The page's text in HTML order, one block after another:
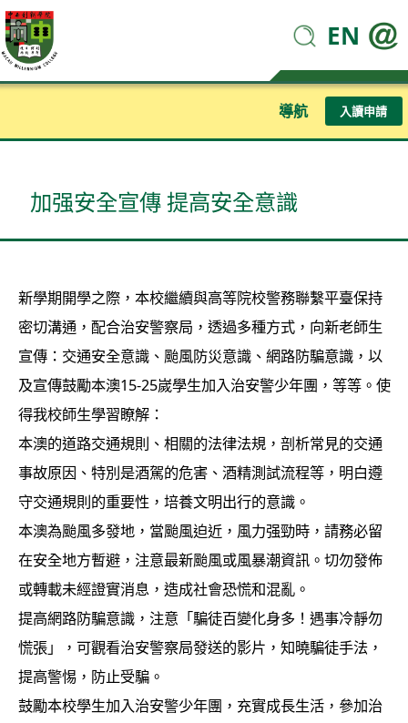
EN
導航 入讀申請
加强安全宣傳 提高安全意識
新學期開學之際，本校繼續與高等院校警務聯繫平臺保持
密切溝通，配合治安警察局，透過多種方式，向新老師生
宣傳：交通安全意識、颱風防災意識、網路防騙意識，以
及宣傳鼓勵本澳15-25嵗學生加入治安警少年團，等等。使
得我校師生學習瞭解：
本澳的道路交通規則、相關的法律法規，剖析常見的交通
事故原因、特別是酒駕的危害、酒精測試流程等，明白遵
守交通規則的重要性，培養文明出行的意識。
本澳為颱風多發地，當颱風迫近，風力强勁時，請務必留
在安全地方暫避，注意最新颱風或風暴潮資訊。切勿發佈
或轉載未經證實消息，造成社會恐慌和混亂。
提高網路防騙意識，注意「騙徒百變化身多！遇事冷靜勿
慌張」，可觀看治安警察局發送的影片，知曉騙徒手法，
提高警惕，防止受騙。
鼓勵本校學生加入治安警少年團，充實成長生活，參加治